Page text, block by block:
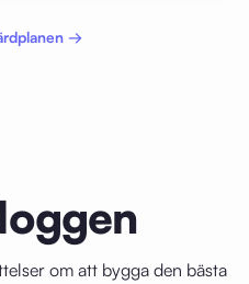
→
om att bygga den bästa